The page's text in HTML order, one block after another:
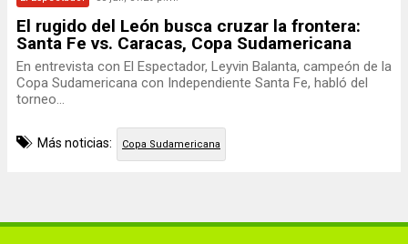
El rugido del León busca cruzar la frontera:
Santa Fe vs. Caracas, Copa Sudamericana
En entrevista con El Espectador, Leyvin Balanta, campeón de la
Copa Sudamericana con Independiente Santa Fe, habló del
torneo...
Más noticias: Copa Sudamericana